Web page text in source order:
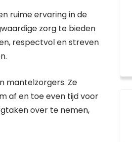
ruime ervaring in de
zorg te bieden
respectvol en streven
mantelzorgers. Ze
af en toe even tijd voor
over te nemen,